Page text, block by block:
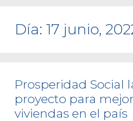
Día:17 junio,
Prosperidad Social
proyecto para
viviendas en el país